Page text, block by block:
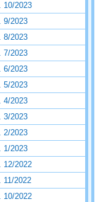
10/2023
9/2023
8/2023
7/2023
6/2023
5/2023
4/2023
3/2023
2/2023
1/2023
12/2022
11/2022
10/2022